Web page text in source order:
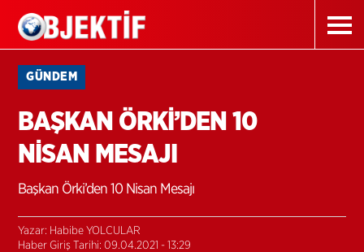
GÜNDEM
BAŞKAN ÖRKİ’DEN 10
NİSAN MESAJI
Başkan Örki’den 10 Nisan Mesajı
Yazar: Habibe YOLCULAR
Haber Giriş Tarihi: 09.04.2021 - 13:29